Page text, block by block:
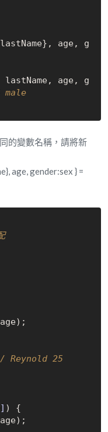
age, g
male
的變數名稱，請將新
age, gender:sex } =
Reynold 25
) {